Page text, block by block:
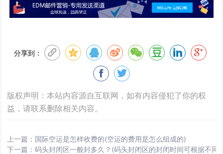
分享到：
版权声明：本站内容源自互联网，如有内容侵犯了你的权
益，请联系删除相关内容。
上一篇： 国际空运是怎样收费的(空运的费用是怎么组成的)
下一篇：码头封闭区一般封多久？(码头封闭区的封闭时间可根据不同